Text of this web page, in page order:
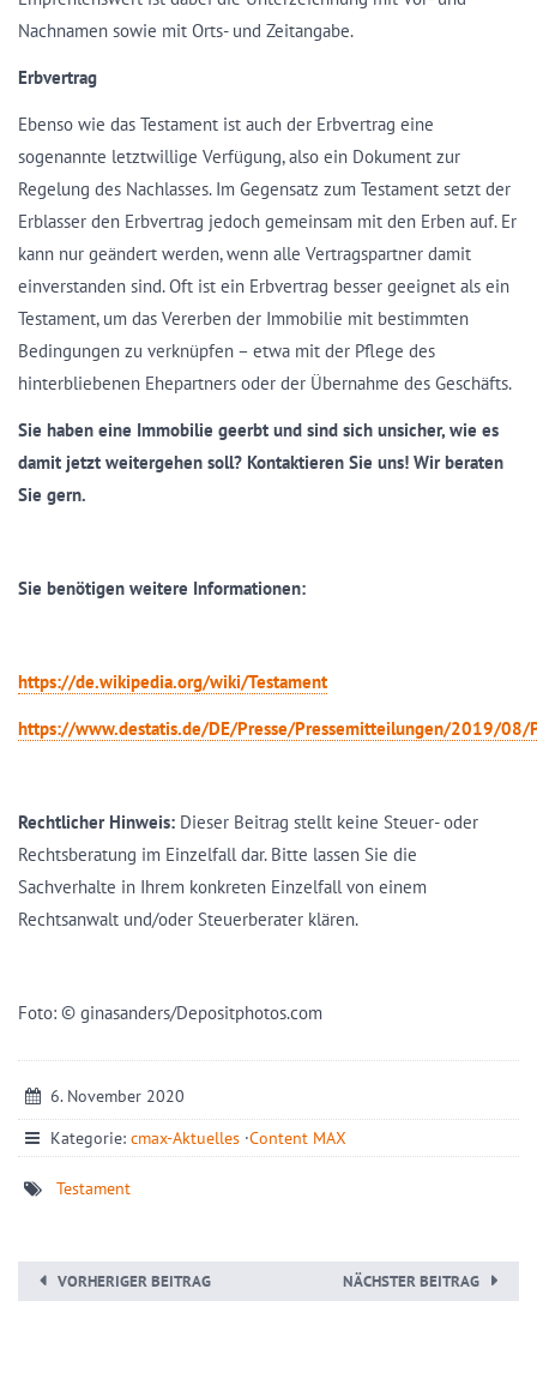
Nachnamen sowie mit Orts- und Zeitangabe.
Erbvertrag
Ebenso wie das Testament ist auch der Erbvertrag eine
sogenannte letztwillige Verfügung, also ein Dokument zur
Regelung des Nachlasses. Im Gegensatz zum Testament setzt der
Erblasser den Erbvertrag jedoch gemeinsam mit den Erben auf. Er
kann nur geändert werden, wenn alle Vertragspartner damit
einverstanden sind. Oft ist ein Erbvertrag besser geeignet als ein
Testament, um das Vererben der Immobilie mit bestimmten
Bedingungen zu verknüpfen – etwa mit der Pflege des
hinterbliebenen Ehepartners oder der Übernahme des Geschäfts.
Sie haben eine Immobilie geerbt und sind sich unsicher, wie es
damit jetzt weitergehen soll? Kontaktieren Sie uns! Wir beraten
Sie gern.
Sie benötigen weitere Informationen:
https://de.wikipedia.org/wiki/Testament
https://www.destatis.de/DE/Presse/Pressemitteilungen/2019/
Rechtlicher Hinweis: Dieser Beitrag stellt keine Steuer- oder
Rechtsberatung im Einzelfall dar. Bitte lassen Sie die
Sachverhalte in Ihrem konkreten Einzelfall von einem
Rechtsanwalt und/oder Steuerberater klären.
Foto: © ginasanders/Depositphotos.com
6. November 2020
Kategorie: cmax-Aktuelles ·Content MAX
Testament
VORHERIGER BEITRAG NÄCHSTER BEITRAG